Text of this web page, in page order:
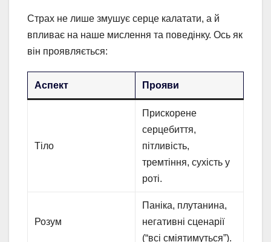
Страх не лише змушує серце калатати, а й
впливає на наше мислення та поведінку. Ось як
він проявляється:
Аспект Прояви
Тіло
Прискорене
серцебиття,
пітливість,
тремтіння, сухість у
роті.
Розум
Паніка, плутанина,
негативні сценарії
(“всі сміятимуться”).